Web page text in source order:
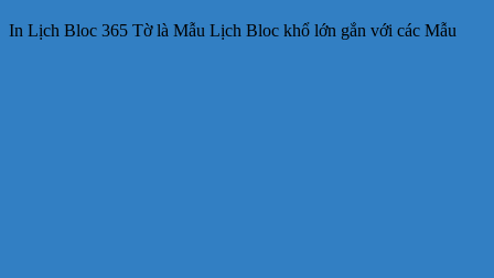
In Lịch Bloc 365 Tờ là Mẫu Lịch Bloc khổ lớn gắn với các Mẫu